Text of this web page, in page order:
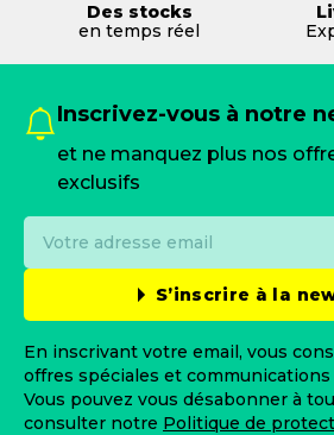
Des stocks
en temps réel
Inscrivez-vous à notre
et ne manquez plus nos
exclusifs
S’inscrire à la
En inscrivant votre email, vous
offres spéciales et communications
Vous pouvez vous désabonner à
consulter notre Politique de